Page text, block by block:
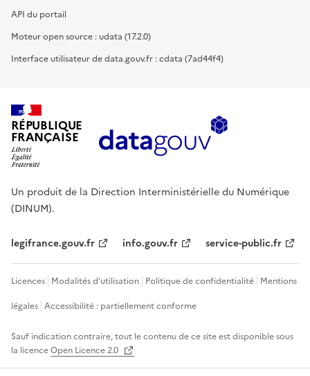
API du portail
Moteur open source : udata (17.2.0)
Interface utilisateur de data.gouv.fr : cdata (7ad44f4)
RÉPUBLIQUE
FRANÇAISE
Un produit de la Direction Interministérielle du Numérique
(DINUM).
legifrance.gouv.fr info.gouv.fr service-public.fr
Licences Modalités d'utilisation Politique de confidentialité Mentions
légales Accessibilité : partiellement conforme
Sauf indication contraire, tout le contenu de ce site est disponible sous
la licenceOpen Licence 2.0